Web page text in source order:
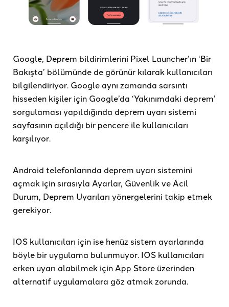
Google, Deprem bildirimlerini Pixel Launcher’ın ‘Bir
Bakışta’ bölümünde de görünür kılarak kullanıcıları
bilgilendiriyor. Google aynı zamanda sarsıntı
hisseden kişiler için Google’da ‘Yakınımdaki deprem’
sorgulaması yapıldığında deprem uyarı sistemi
sayfasının açıldığı bir pencere ile kullanıcıları
karşılıyor.
Android telefonlarında deprem uyarı sistemini
açmak için sırasıyla Ayarlar, Güvenlik ve Acil
Durum, Deprem Uyarıları yönergelerini takip etmek
gerekiyor.
IOS kullanıcıları için ise henüz sistem ayarlarında
böyle bir uygulama bulunmuyor. IOS kullanıcıları
erken uyarı alabilmek için App Store üzerinden
alternatif uygulamalara göz atmak zorunda.